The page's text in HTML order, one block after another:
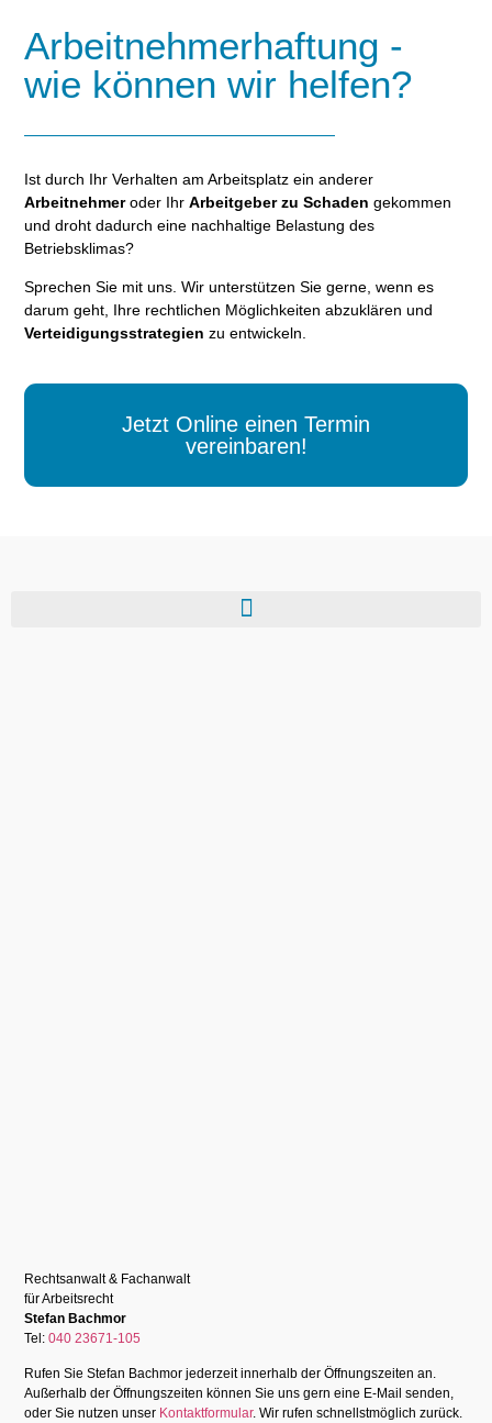
Rechtsanwalt & Fachanwalt
für Arbeitsrecht
Stefan Bachmor
Tel: 040 23671-105
Rufen Sie Stefan Bachmor jederzeit innerhalb der Öffnungszeiten an.
Außerhalb der Öffnungszeiten können Sie uns gern eine E-Mail senden,
oder Sie nutzen unser Kontaktformular. Wir rufen schnellstmöglich zurück.
Arbeitnehmerhaftung -
wie können wir helfen?
Ist durch Ihr Verhalten am Arbeitsplatz ein anderer
Arbeitnehmeroder Ihr Arbeitgeber zu Schaden gekommen
und droht dadurch eine nachhaltige Belastung des
Betriebsklimas?
Sprechen Sie mit uns. Wir unterstützen Sie gerne, wenn es
darum geht, Ihre rechtlichen Möglichkeiten abzuklären und
Verteidigungsstrategien zu entwickeln.
Jetzt Online einen Termin
vereinbaren!